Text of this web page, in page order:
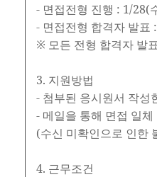
- 면접전형 진행 : 1/28(
- 면접전형 합격자 발표
※ 모든 전형 합격자 발
3. 지원방법
- 첨부된 응시원서 작성
- 메일을 통해 면접 일
(수신 미확인으로 인한
4. 근무조건